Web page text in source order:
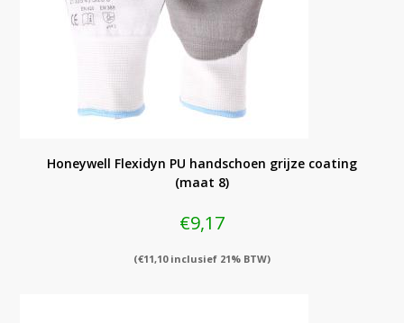
Honeywell Flexidyn PU handschoen grijze coating
(maat 8)
€9,17
(€11,10inclusief 21% BTW)